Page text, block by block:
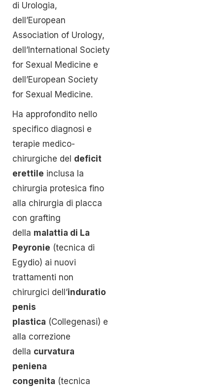
di Urologia,
dell’European
Association of Urology,
dell’International Society
for Sexual Medicine e
dell’European Society
for Sexual Medicine.
Ha approfondito nello
specifico diagnosi e
terapie medico-
chirurgiche del deficit
erettile inclusa la
chirurgia protesica fino
alla chirurgia di placca
con grafting
della malattia di La
Peyronie (tecnica di
Egydio) ai nuovi
trattamenti non
chirurgici dell’induratio
penis
plastica (Collegenasi) e
alla correzione
della curvatura
peniena
congenita (tecnica